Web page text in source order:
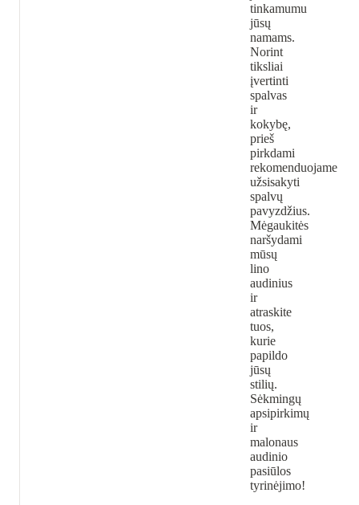
tinkamumu
jūsų
namams.
Norint
tiksliai
įvertinti
spalvas
ir
kokybę,
prieš
pirkdami
rekomenduojame
užsisakyti
spalvų
pavyzdžius.
Mėgaukitės
naršydami
mūsų
lino
audinius
ir
atraskite
tuos,
kurie
papildo
jūsų
stilių.
Sėkmingų
apsipirkimų
ir
malonaus
audinio
pasiūlos
tyrinėjimo!